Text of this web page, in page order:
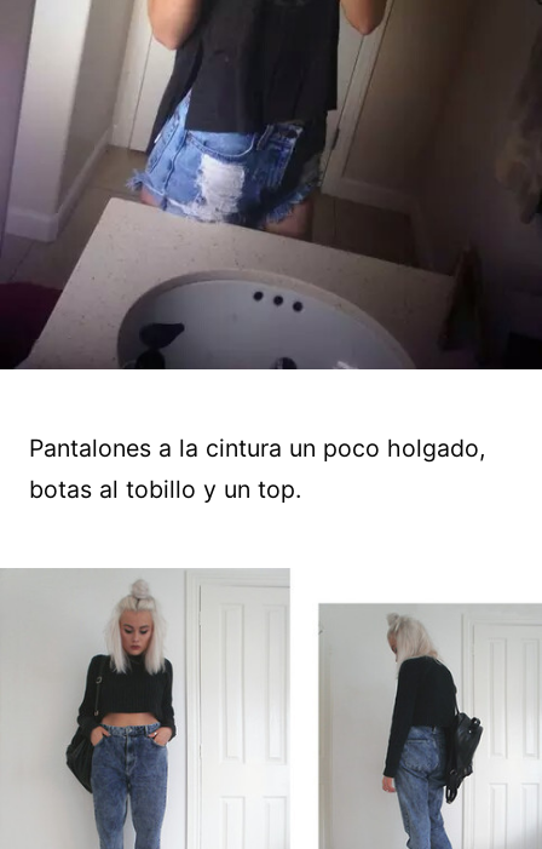
Pantalones a la cintura un poco holgado,
botas al tobillo y un top.